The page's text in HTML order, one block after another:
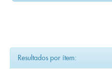
Resultados por ítem: